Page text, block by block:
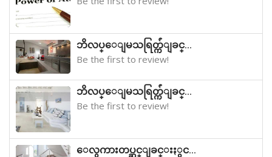
ဘိလပ္ေျမသရြတ္က်ံျခင္...
Be the first to review!
ဘိလပ္ေျမသရြတ္က်ံျခင္...
Be the first to review!
ေလွကားတပ္ဆင္ျခင္းႏွင...